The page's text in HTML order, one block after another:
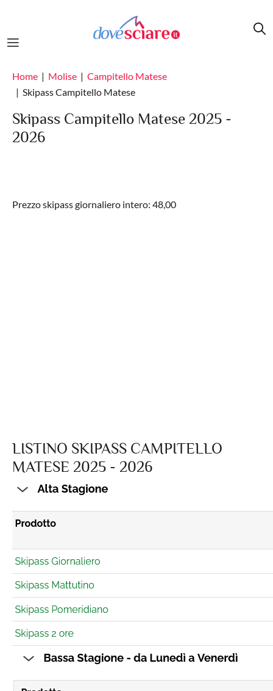
Home Molise
Campitello Matese
Skipass Campitello Matese
Skipass Campitello Matese 2025 -
2026
Prezzo skipass giornaliero intero: 48,00
LISTINO SKIPASS CAMPITELLO
MATESE 2025 - 2026